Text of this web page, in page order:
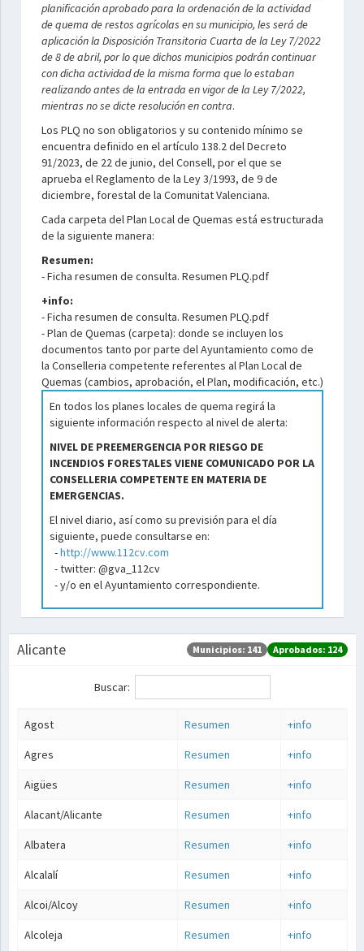
planificación aprobado para la ordenación de la actividad
de quema de restos agrícolas en su municipio, les será de
aplicación la Disposición Transitoria Cuarta de la Ley 7/2022
de 8 de abril, por lo que dichos municipios podrán continuar
con dicha actividad de la misma forma que lo estaban
realizando antes de la entrada en vigor de la Ley 7/2022,
mientras no se dicte resolución en contra.
Los PLQ no son obligatorios y su contenido mínimo se
encuentra definido en el artículo 138.2 del Decreto
91/2023, de 22 de junio, del Consell, por el que se
aprueba el Reglamento de la Ley 3/1993, de 9 de
diciembre, forestal de la Comunitat Valenciana.
Cada carpeta del Plan Local de Quemas está estructurada
de la siguiente manera:
Resumen:
- Ficha resumen de consulta. Resumen PLQ.pdf
+info:
- Ficha resumen de consulta. Resumen PLQ.pdf
- Plan de Quemas (carpeta): donde se incluyen los
documentos tanto por parte del Ayuntamiento como de
la Conselleria competente referentes al Plan Local de
Quemas (cambios, aprobación, el Plan, modificación, etc.)
En todos los planes locales de quema regirá la
siguiente información respecto al nivel de alerta:
NIVEL DE PREEMERGENCIA POR RIESGO DE
INCENDIOS FORESTALES VIENE COMUNICADO POR LA
CONSELLERIA COMPETENTE EN MATERIA DE
EMERGENCIAS.
El nivel diario, así como su previsión para el día
siguiente, puede consultarse en:
-http://www.112cv.com
- twitter: @gva_112cv
- y/o en el Ayuntamiento correspondiente.
Alicante Aprobados: 124
Municipios: 141
Buscar:
Agost Resumen +info
Agres Resumen +info
Aigües Resumen +info
Alacant/Alicante Resumen +info
Albatera Resumen +info
Alcalalí Resumen +info
Alcoi/Alcoy Resumen +info
Alcoleja Resumen +info